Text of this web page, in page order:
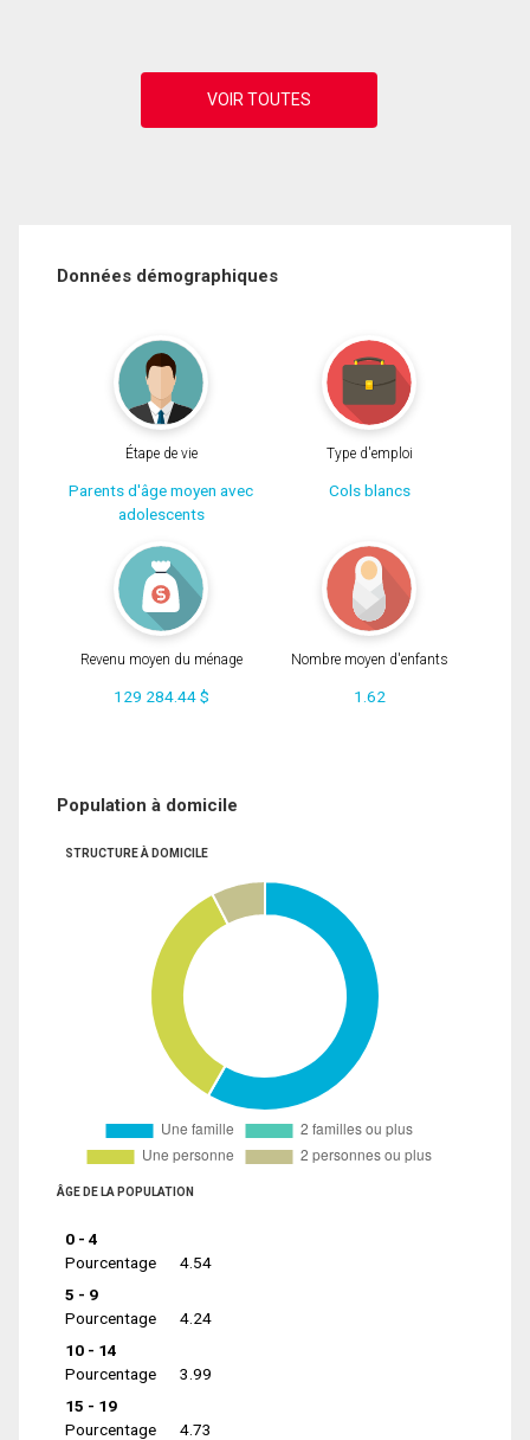
Données démographiques
Étape de vie
Parents d'âge moyen avec
adolescents
Type d'emploi
Cols blancs
Revenu moyen du ménage
129 284.44 $
Nombre moyen d'enfants
1.62
Population à domicile
STRUCTURE À DOMICILE
ÂGE DE LA POPULATION
0 - 4
Pourcentage
4.54
5 - 9
Pourcentage
4.24
10 - 14
Pourcentage
3.99
15 - 19
Pourcentage
4.73